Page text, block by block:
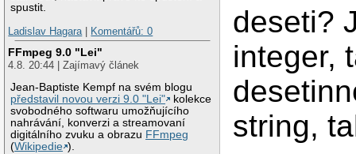
spustit.
Ladislav Hagara| Komentářů: 0
FFmpeg 9.0 "Lei"
4.8. 20:44 | Zajímavý článek
Jean-Baptiste Kempf na svém blogu
představil novou verzi 9.0 "Lei"
kolekce
svobodného softwaru umožňujícího
nahrávání, konverzi a streamovaní
digitálního zvuku a obrazu FFmpeg
(Wikipedie ).
deseti?
integer,
string,